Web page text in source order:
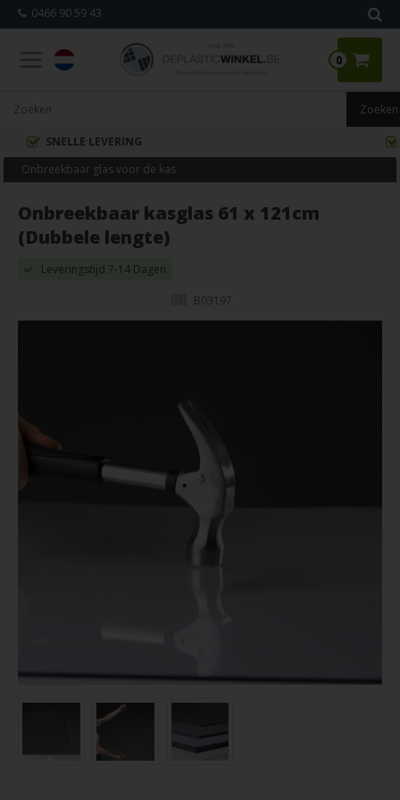
0466 90 59 43
0
Onbreekbaar glas voor de kas
Onbreekbaar kasglas 61 x 121cm
(Dubbele lengte)
Leveringstijd 7-14 Dagen
B03197